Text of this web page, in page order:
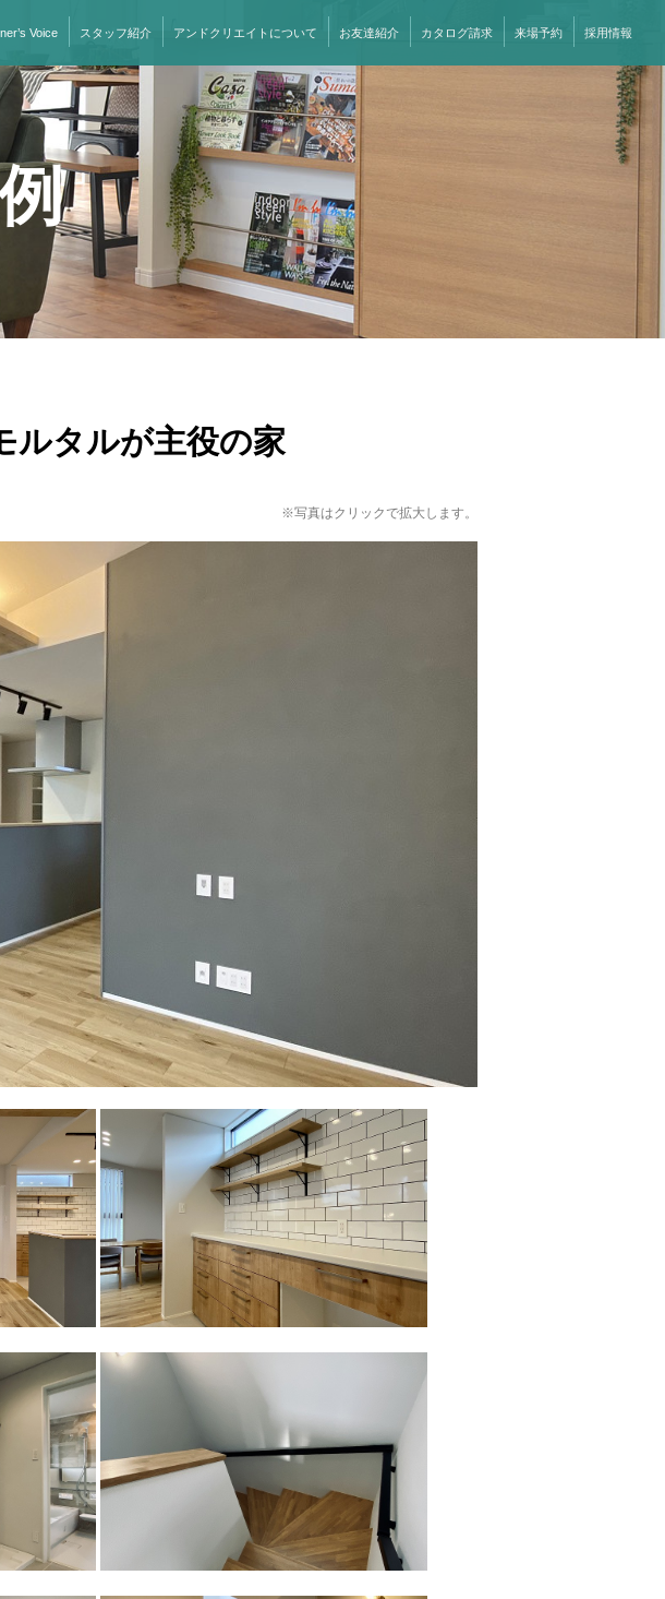
Voice スタッフ紹介 アンドクリエイトについて お友達紹介 カタログ請求 来場予約 採用情報
ルタルが主役の家
※写真はクリックで拡大します。